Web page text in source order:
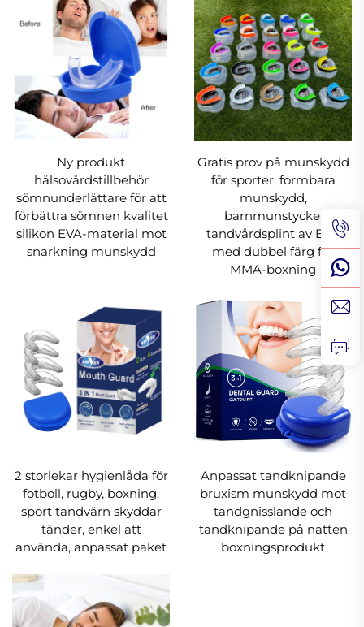
Ny produkt
hälsovårdstillbehör
sömnunderlättare för att
förbättra sömnen kvalitet
silikon EVA-material mot
snarkning munskydd
Gratis prov på munskydd
för sporter, formbara
munskydd,
barnmunstycke,
tandvårdsplint av EVA
med dubbel färg för
MMA-boxning
2 storlekar hygienlåda för
fotboll, rugby, boxning,
sport tandvärn skyddar
tänder, enkel att
använda, anpassat paket
Anpassat tandknipande
bruxism munskydd mot
tandgnisslande och
tandknipande på natten
boxningsprodukt